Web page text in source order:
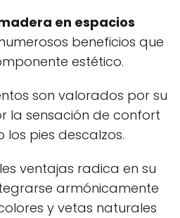
en espacios
beneficios que
estético.
son valorados por su
la sensación de confort
pies descalzos.
ventajas radica en su
armónicamente
y vetas naturales